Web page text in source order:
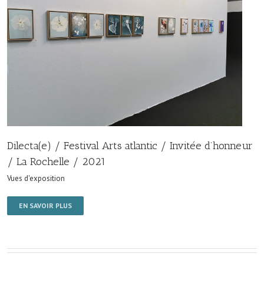
Dilecta(e) / Festival Arts atlantic / Invitée d’honneur
/ La Rochelle / 2021
Vues d'exposition
EN SAVOIR PLUS